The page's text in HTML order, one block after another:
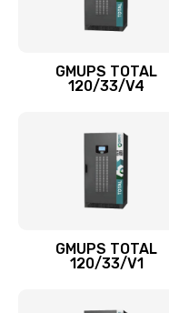
GMUPS TOTAL
120/33/V4
GMUPS TOTAL
120/33/V1